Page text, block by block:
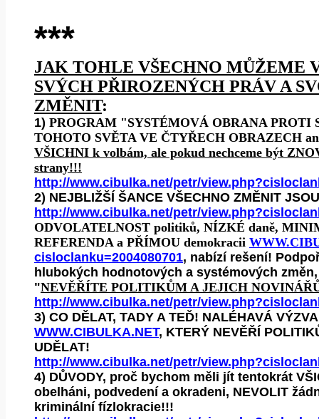
***
JAK TOHLE VŠECHNO MŮŽEME
SVÝCH PŘIROZENÝCH PRÁV A
ZMĚNIT:
1) PROGRAM "SYSTÉMOVÁ OBRANA
TOHOTO SVĚTA VE ČTYŘECH OBRAZECH
VŠICHNI k volbám, ale pokud nechceme být
strany!!!
http://www.cibulka.net/petr/
2) NEJBLIŽŠÍ ŠANCE VŠECHNO ZMĚNIT
http://www.cibulka.net/petr/
ODVOLATELNOST politiků, NÍZKÉ daně,
REFERENDA a PŘÍMOU demokracii
cisloclanku=2004080701, nabízí rešení!
hlubokých hodnotových a systémových
"NEVĚŘÍTE POLITIKŮM A JEJICH
http://www.cibulka.net/petr/
3) CO DĚLAT, TADY A TEĎ! NALÉHAVÁ
WWW.CIBULKA.NET, KTERÝ NEVĚŘÍ
UDĚLAT!
http://www.cibulka.net/petr/
4) DŮVODY, proč bychom měli jít tentokrát
obelháni, podvedení a okradeni, NEVOLIT
kriminální fízlokracie!!!